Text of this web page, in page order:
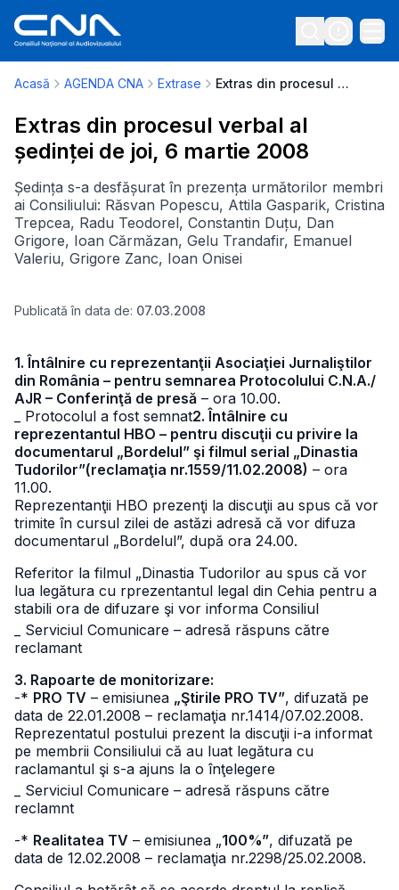
Acasă AGENDA CNA Extrase Extras din procesul verbal al ședinței de joi, 6 martie 2008
Extras din procesul verbal al
ședinței de joi, 6 martie 2008
Ședința s-a desfășurat în prezența următorilor membri
ai Consiliului: Răsvan Popescu, Attila Gasparik, Cristina
Trepcea, Radu Teodorel, Constantin Duțu, Dan
Grigore, Ioan Cărmăzan, Gelu Trandafir, Emanuel
Valeriu, Grigore Zanc, Ioan Onisei
Publicată în data de: 07.03.2008
1. Întâlnire cu reprezentanţii Asociaţiei Jurnaliştilor
din România – pentru semnarea Protocolului C.N.A./
AJR – Conferinţă de presă – ora 10.00.
_ Protocolul a fost semnat2. Întâlnire cu
reprezentantul HBO – pentru discuţii cu privire la
documentarul „Bordelul” şi filmul serial „Dinastia
Tudorilor”(reclamaţia nr.1559/11.02.2008) – ora
11.00.
Reprezentanţii HBO prezenţi la discuţii au spus că vor
trimite în cursul zilei de astăzi adresă că vor difuza
documentarul „Bordelul”, după ora 24.00.
Referitor la filmul „Dinastia Tudorilor au spus că vor
lua legătura cu rprezentantul legal din Cehia pentru a
stabili ora de difuzare şi vor informa Consiliul
_ Serviciul Comunicare – adresă răspuns către
reclamant
3. Rapoarte de monitorizare:
-* PRO TV – emisiunea „Ştirile PRO TV”, difuzată pe
data de 22.01.2008 – reclamaţia nr.1414/07.02.2008.
Reprezentatul postului prezent la discuţii i-a informat
pe membrii Consiliului că au luat legătura cu
raclamantul şi s-a ajuns la o înţelegere
_ Serviciul Comunicare – adresă răspuns către
reclamnt
-* Realitatea TV – emisiunea „100%”, difuzată pe
data de 12.02.2008 – reclamaţia nr.2298/25.02.2008.